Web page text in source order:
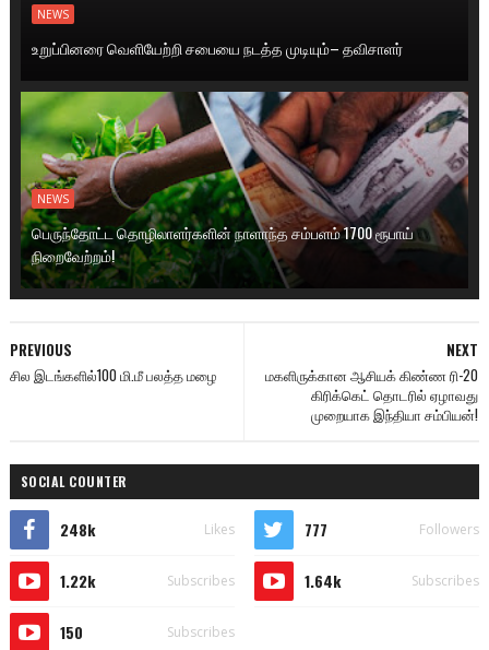
NEWS
உறுப்பினரை வெளியேற்றி சபையை நடத்த முடியும்– தவிசாளர்
NEWS
பெருந்தோட்ட தொழிலாளர்களின் நாளாந்த சம்பளம் 1700 ரூபாய்
நிறைவேற்றம்!
NEXT
மகளிருக்கான ஆசியக் கிண்ண ரி-20
கிரிக்கெட் தொடரில் ஏழாவது
முறையாக இந்தியா சம்பியன்!
PREVIOUS
சில இடங்களில்100 மி.மீ பலத்த மழை
SOCIAL COUNTER
248k Likes 777 Followers
1.22k Subscribes 1.64k Subscribes
150 Subscribes